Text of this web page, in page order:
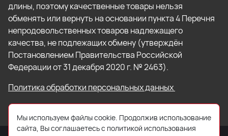
длины, поэтому качественные товары нельзя
обменять или вернуть на основании пункта 4 Перечня
непродовольственных товаров надлежащего
качества, не подлежащих обмену (утверждён
Постановлением Правительства Российской
Федерации от 31 декабря 2020 г. № 2463).
Политика обработки персональных данных
Мы используем файлы cookie. Продолжив использование
сайта, Вы соглашаетесь с политикой использования